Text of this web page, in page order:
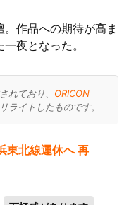
作品への期待が高ま
夜となった。
れており、 ORICON
ライトしたものです。
東北線運休へ 再